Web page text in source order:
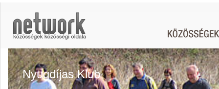
Nyugdíjas Klub